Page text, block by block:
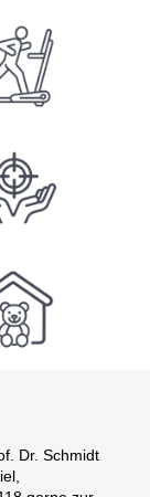
Dr. Schmidt